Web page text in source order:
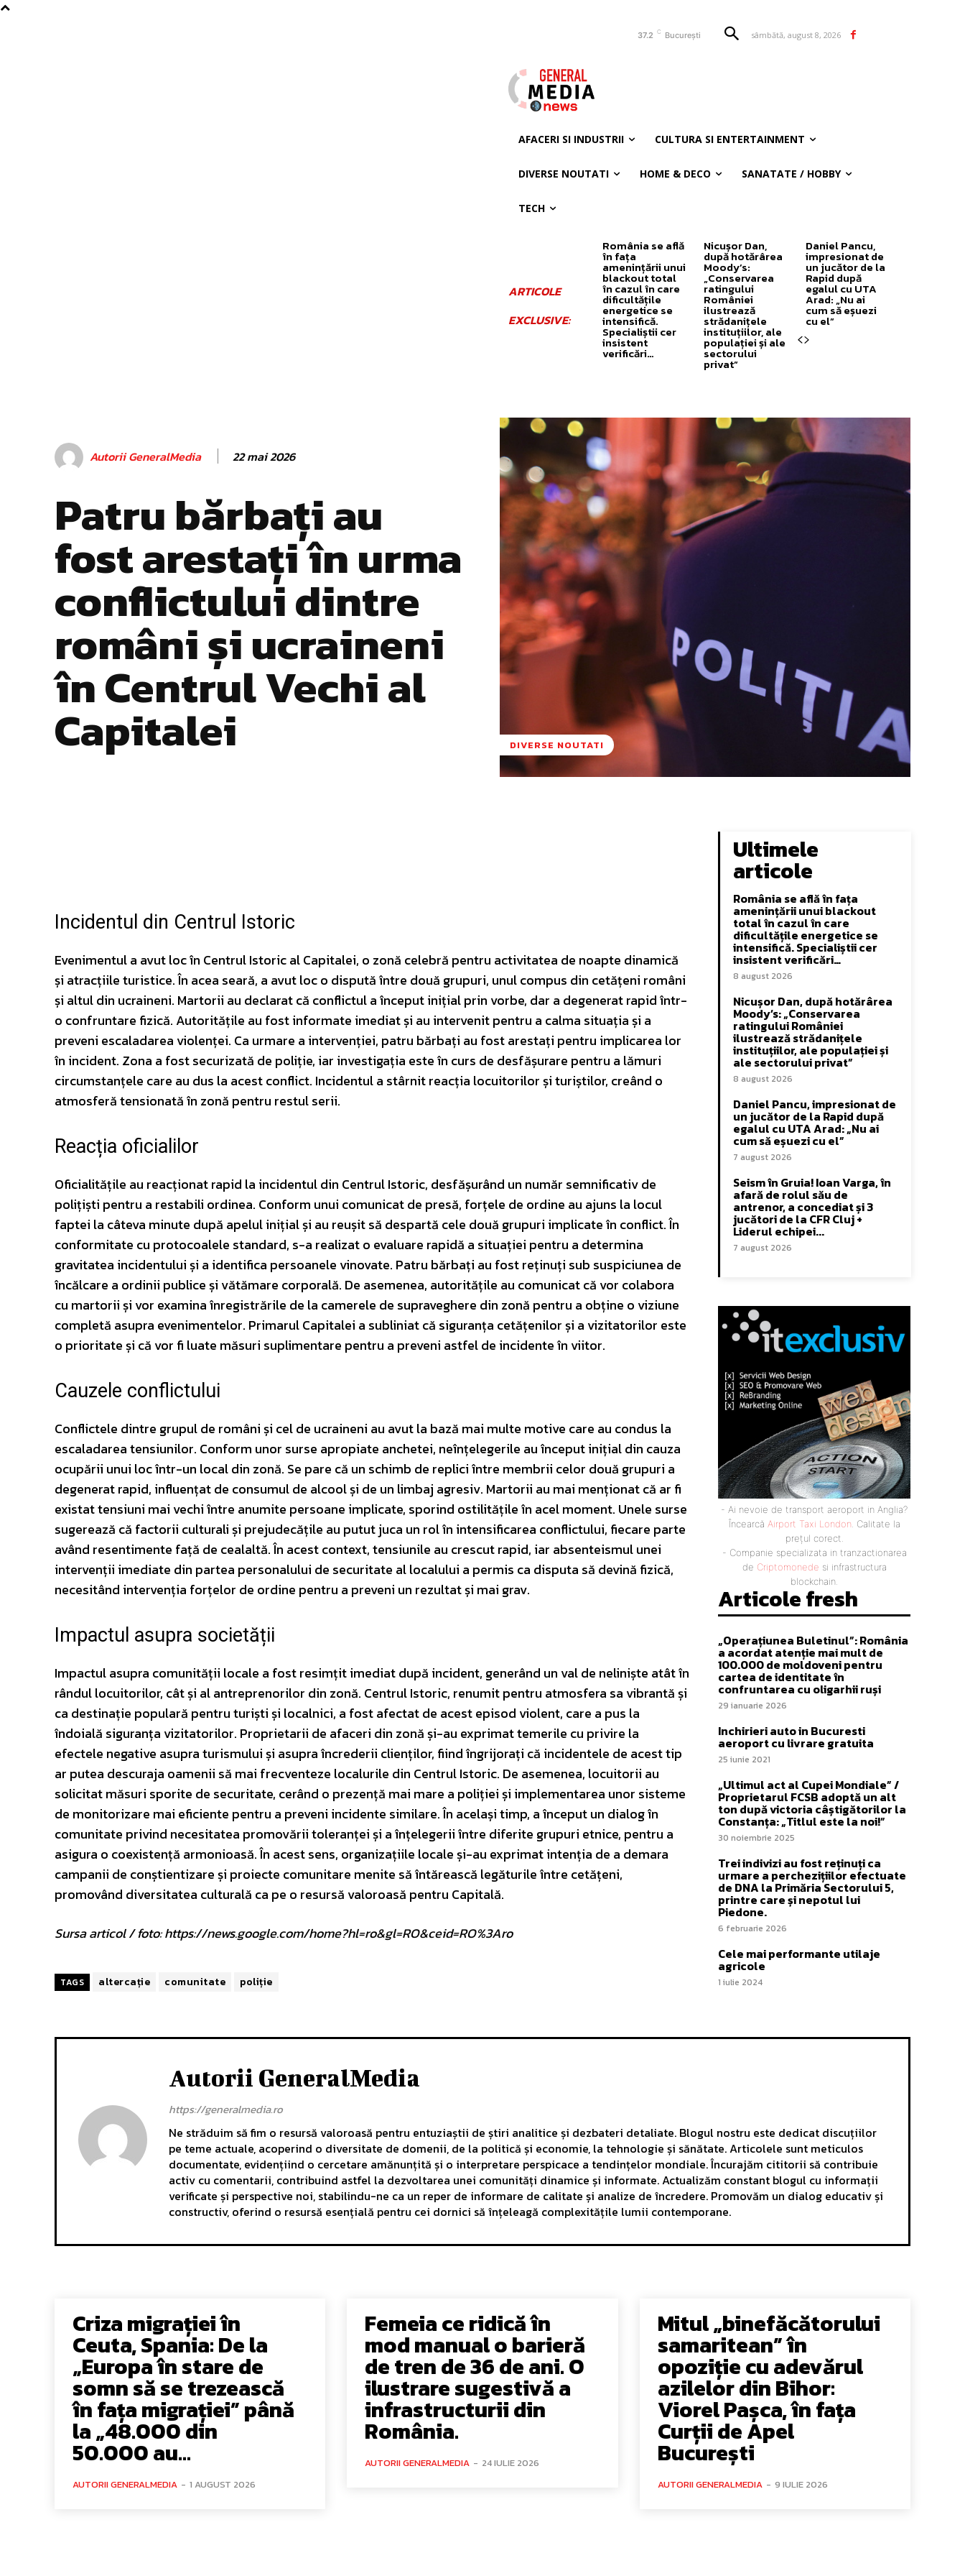
37.2 C București sâmbătă, august 8, 2026
AFACERI SI INDUSTRII CULTURA SI ENTERTAINMENT
DIVERSE NOUTATI HOME & DECO SANATATE / HOBBY
TECH
ARTICOLE
EXCLUSIVE:
România se află
în fața
amenințării unui
blackout total
în cazul în care
dificultățile
energetice se
intensifică.
Specialiștii cer
insistent
verificări…
Nicușor Dan,
după hotărârea
Moody’s:
„Conservarea
ratingului
României
ilustrează
strădanițele
instituțiilor, ale
populației și ale
sectorului
privat”
Daniel Pancu,
impresionat de
un jucător de la
Rapid după
egalul cu UTA
Arad: „Nu ai
cum să eșuezi
cu el”
Autorii GeneralMedia 22 mai 2026
Patru bărbați au
fost arestați în urma
conflictului dintre
români și ucraineni
în Centrul Vechi al
Capitalei DIVERSE NOUTATI
Incidentul din Centrul Istoric
Evenimentul a avut loc în Centrul Istoric al Capitalei, o zonă celebră pentru activitatea de noapte dinamică
și atracțiile turistice. În acea seară, a avut loc o dispută între două grupuri, unul compus din cetățeni români
și altul din ucraineni. Martorii au declarat că conflictul a început inițial prin vorbe, dar a degenerat rapid într-
o confruntare fizică. Autoritățile au fost informate imediat și au intervenit pentru a calma situația și a
preveni escaladarea violenței. Ca urmare a intervenției, patru bărbați au fost arestați pentru implicarea lor
în incident. Zona a fost securizată de poliție, iar investigația este în curs de desfășurare pentru a lămuri
circumstanțele care au dus la acest conflict. Incidentul a stârnit reacția locuitorilor și turiștilor, creând o
atmosferă tensionată în zonă pentru restul serii.
Reacția oficialilor
Oficialitățile au reacționat rapid la incidentul din Centrul Istoric, desfășurând un număr semnificativ de
polițiști pentru a restabili ordinea. Conform unui comunicat de presă, forțele de ordine au ajuns la locul
faptei la câteva minute după apelul inițial și au reușit să despartă cele două grupuri implicate în conflict. În
conformitate cu protocoalele standard, s-a realizat o evaluare rapidă a situației pentru a determina
gravitatea incidentului și a identifica persoanele vinovate. Patru bărbați au fost reținuți sub suspiciunea de
încălcare a ordinii publice și vătămare corporală. De asemenea, autoritățile au comunicat că vor colabora
cu martorii și vor examina înregistrările de la camerele de supraveghere din zonă pentru a obține o viziune
completă asupra evenimentelor. Primarul Capitalei a subliniat că siguranța cetățenilor și a vizitatorilor este
o prioritate și că vor fi luate măsuri suplimentare pentru a preveni astfel de incidente în viitor.
Cauzele conflictului
Conflictele dintre grupul de români și cel de ucraineni au avut la bază mai multe motive care au condus la
escaladarea tensiunilor. Conform unor surse apropiate anchetei, neînțelegerile au început inițial din cauza
ocupării unui loc într-un local din zonă. Se pare că un schimb de replici între membrii celor două grupuri a
degenerat rapid, influențat de consumul de alcool și de un limbaj agresiv. Martorii au mai menționat că ar fi
existat tensiuni mai vechi între anumite persoane implicate, sporind ostilitățile în acel moment. Unele surse
sugerează că factorii culturali și prejudecățile au putut juca un rol în intensificarea conflictului, fiecare parte
având resentimente față de cealaltă. În acest context, tensiunile au crescut rapid, iar absenteismul unei
intervenții imediate din partea personalului de securitate al localului a permis ca disputa să devină fizică,
necesitând intervenția forțelor de ordine pentru a preveni un rezultat și mai grav.
Impactul asupra societății
Impactul asupra comunității locale a fost resimțit imediat după incident, generând un val de neliniște atât în
rândul locuitorilor, cât și al antreprenorilor din zonă. Centrul Istoric, renumit pentru atmosfera sa vibrantă și
ca destinație populară pentru turiști și localnici, a fost afectat de acest episod violent, care a pus la
îndoială siguranța vizitatorilor. Proprietarii de afaceri din zonă și-au exprimat temerile cu privire la
efectele negative asupra turismului și asupra încrederii clienților, fiind îngrijorați că incidentele de acest tip
ar putea descuraja oamenii să mai frecventeze localurile din Centrul Istoric. De asemenea, locuitorii au
solicitat măsuri sporite de securitate, cerând o prezență mai mare a poliției și implementarea unor sisteme
de monitorizare mai eficiente pentru a preveni incidente similare. În același timp, a început un dialog în
comunitate privind necesitatea promovării toleranței și a înțelegerii între diferite grupuri etnice, pentru a
asigura o coexistență armonioasă. În acest sens, organizațiile locale și-au exprimat intenția de a demara
campanii de conștientizare și proiecte comunitare menite să întărească legăturile între cetățeni,
promovând diversitatea culturală ca pe o resursă valoroasă pentru Capitală.
Sursa articol / foto: https://news.google.com/home?hl=ro&gl=RO&ceid=RO%3Aro
TAGS altercație comunitate poliție
Ultimele
articole
România se află în fața
amenințării unui blackout
total în cazul în care
dificultățile energetice se
intensifică. Specialiștii cer
insistent verificări…
8 august 2026
Nicușor Dan, după hotărârea
Moody’s: „Conservarea
ratingului României
ilustrează strădanițele
instituțiilor, ale populației și
ale sectorului privat”
8 august 2026
Daniel Pancu, impresionat de
un jucător de la Rapid după
egalul cu UTA Arad: „Nu ai
cum să eșuezi cu el”
7 august 2026
Seism în Gruia! Ioan Varga, în
afară de rolul său de
antrenor, a concediat și 3
jucători de la CFR Cluj +
Liderul echipei...
7 august 2026
- Ai nevoie de transport aeroport in Anglia?
Încearcă Airport Taxi London. Calitate la
prețul corect.
- Companie specializata in tranzactionarea
de Criptomonede si infrastructura
blockchain.
Articole fresh
„Operațiunea Buletinul”: România
a acordat atenție mai mult de
100.000 de moldoveni pentru
cartea de identitate în
confruntarea cu oligarhii ruși
29 ianuarie 2026
Inchirieri auto in Bucuresti
aeroport cu livrare gratuita
25 iunie 2021
„Ultimul act al Cupei Mondiale” /
Proprietarul FCSB adoptă un alt
ton după victoria câștigătorilor la
Constanța: „Titlul este la noi!”
30 noiembrie 2025
Trei indivizi au fost reținuți ca
urmare a perchezițiilor efectuate
de DNA la Primăria Sectorului 5,
printre care și nepotul lui
Piedone.
6 februarie 2026
Cele mai performante utilaje
agricole
1 iulie 2024
Autorii GeneralMedia
https://generalmedia.ro
Ne străduim să fim o resursă valoroasă pentru entuziaștii de știri analitice și dezbateri detaliate. Blogul nostru este dedicat discuțiilor
pe teme actuale, acoperind o diversitate de domenii, de la politică și economie, la tehnologie și sănătate. Articolele sunt meticulos
documentate, evidențiind o cercetare amănunțită și o interpretare perspicace a tendințelor mondiale. Încurajăm cititorii să contribuie
activ cu comentarii, contribuind astfel la dezvoltarea unei comunități dinamice și informate. Actualizăm constant blogul cu informații
verificate și perspective noi, stabilindu-ne ca un reper de informare de calitate și analize de încredere. Promovăm un dialog educativ și
constructiv, oferind o resursă esențială pentru cei dornici să înțeleagă complexitățile lumii contemporane.
Criza migrației în
Ceuta, Spania: De la
„Europa în stare de
somn să se trezească
în fața migrației” până
la „48.000 din
50.000 au...
AUTORII GENERALMEDIA - 1 AUGUST 2026
Femeia ce ridică în
mod manual o barieră
de tren de 36 de ani. O
ilustrare sugestivă a
infrastructurii din
România.
AUTORII GENERALMEDIA - 24 IULIE 2026
Mitul „binefăcătorului
samaritean” în
opoziție cu adevărul
azilelor din Bihor:
Viorel Pașca, în fața
Curții de Apel
București
AUTORII GENERALMEDIA - 9 IULIE 2026